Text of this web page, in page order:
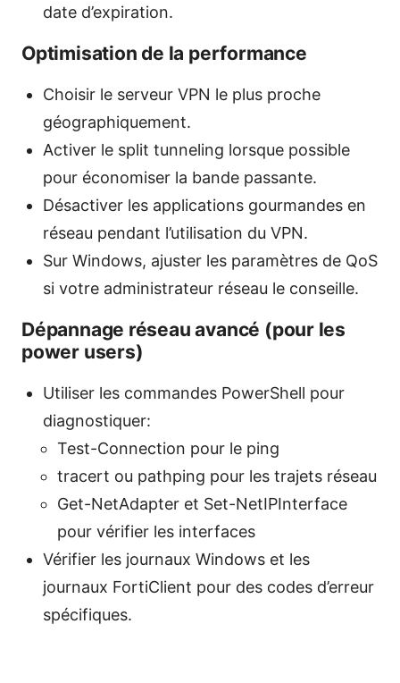
date d’expiration.
Optimisation de la performance
Choisir le serveur VPN le plus proche
géographiquement.
Activer le split tunneling lorsque possible
pour économiser la bande passante.
Désactiver les applications gourmandes en
réseau pendant l’utilisation du VPN.
Sur Windows, ajuster les paramètres de QoS
si votre administrateur réseau le conseille.
Dépannage réseau avancé (pour les
power users)
Utiliser les commandes PowerShell pour
diagnostiquer:
Test-Connection pour le ping
tracert ou pathping pour les trajets réseau
Get-NetAdapter et Set-NetIPInterface
pour vérifier les interfaces
Vérifier les journaux Windows et les
journaux FortiClient pour des codes d’erreur
spécifiques.